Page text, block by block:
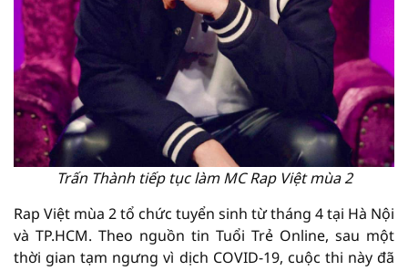
Trấn Thành tiếp tục làm MC Rap Việt mùa 2
Rap Việt mùa 2 tổ chức tuyển sinh từ tháng 4 tại Hà Nội
và TP.HCM. Theo nguồn tin Tuổi Trẻ Online, sau một
thời gian tạm ngưng vì dịch COVID-19, cuộc thi này đã